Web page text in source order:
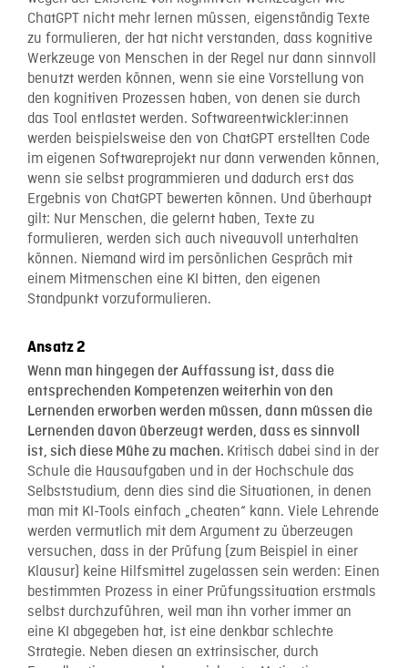
ChatGPT nicht mehr lernen müssen, eigenständig Texte
zu formulieren, der hat nicht verstanden, dass kognitive
Werkzeuge von Menschen in der Regel nur dann sinnvoll
benutzt werden können, wenn sie eine Vorstellung von
den kognitiven Prozessen haben, von denen sie durch
das Tool entlastet werden. Softwareentwickler:innen
werden beispielsweise den von ChatGPT erstellten Code
im eigenen Softwareprojekt nur dann verwenden können,
wenn sie selbst programmieren und dadurch erst das
Ergebnis von ChatGPT bewerten können. Und überhaupt
gilt: Nur Menschen, die gelernt haben, Texte zu
formulieren, werden sich auch niveauvoll unterhalten
können. Niemand wird im persönlichen Gespräch mit
einem Mitmenschen eine KI bitten, den eigenen
Standpunkt vorzuformulieren.
Ansatz 2
Wenn man hingegen der Auffassung ist, dass die
entsprechenden Kompetenzen weiterhin von den
Lernenden erworben werden müssen, dann müssen die
Lernenden davon überzeugt werden, dass es sinnvoll
ist, sich diese Mühe zu machen. Kritisch dabei sind in der
Schule die Hausaufgaben und in der Hochschule das
Selbststudium, denn dies sind die Situationen, in denen
man mit KI-Tools einfach „cheaten“ kann. Viele Lehrende
werden vermutlich mit dem Argument zu überzeugen
versuchen, dass in der Prüfung (zum Beispiel in einer
Klausur) keine Hilfsmittel zugelassen sein werden: Einen
bestimmten Prozess in einer Prüfungssituation erstmals
selbst durchzuführen, weil man ihn vorher immer an
eine KI abgegeben hat, ist eine denkbar schlechte
Strategie. Neben diesen an extrinsischer, durch